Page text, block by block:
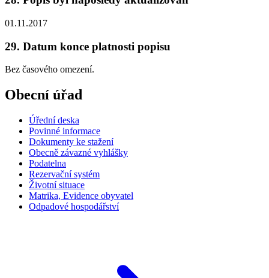
01.11.2017
29. Datum konce platnosti popisu
Bez časového omezení.
Obecní úřad
Úřední deska
Povinné informace
Dokumenty ke stažení
Obecně závazné vyhlášky
Podatelna
Rezervační systém
Životní situace
Matrika, Evidence obyvatel
Odpadové hospodářství